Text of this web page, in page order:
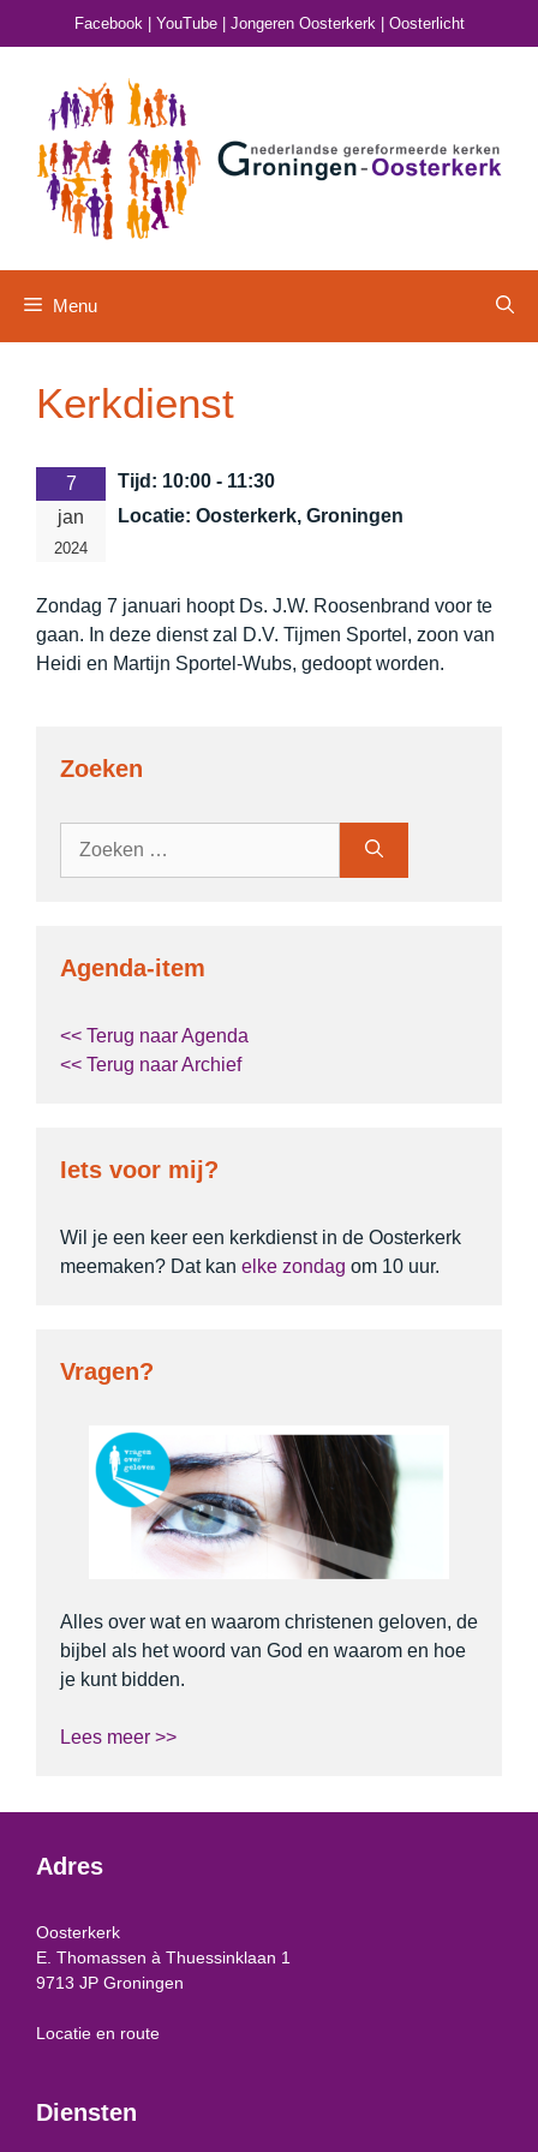
Facebook| YouTube| Jongeren Oosterkerk| Oosterlicht
Menu
Kerkdienst
7
jan
2024
Tijd: 10:00 - 11:30
Locatie: Oosterkerk, Groningen
Zondag 7 januari hoopt Ds. J.W. Roosenbrand voor te
gaan. In deze dienst zal D.V. Tijmen Sportel, zoon van
Heidi en Martijn Sportel-Wubs, gedoopt worden.
Zoeken
Agenda-item
<< Terug naar Agenda
<< Terug naar Archief
Iets voor mij?
Wil je een keer een kerkdienst in de Oosterkerk
meemaken? Dat kan elke zondag om 10 uur.
Vragen?
Alles over wat en waarom christenen geloven, de
bijbel als het woord van God en waarom en hoe
je kunt bidden.
Lees meer >>
Adres
Oosterkerk
E. Thomassen à Thuessinklaan 1
9713 JP Groningen
Locatie en route
Diensten